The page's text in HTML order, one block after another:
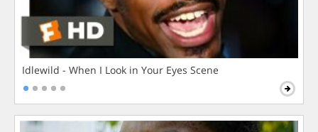
Idlewild - When I Look in Your Eyes Scene